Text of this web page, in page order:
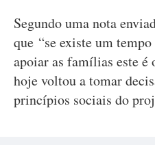
Segundo uma nota
que “se existe um
apoiar as famílias este é
hoje voltou a tomar
princípios sociais do